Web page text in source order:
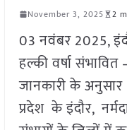
November 3, 2025 2
03 नवंबर 2025,
हल्की वर्षा
जानकारी के
प्रदेश के इंदौर,